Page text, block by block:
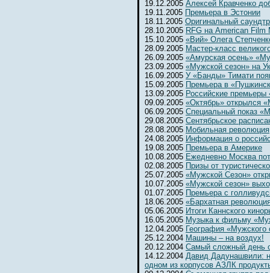
19.12.2005 Алексей Кравченко
19.11.2005 Премьера в Эстонии
18.11.2005 Оригинальный
28.10.2005 RFG на American Film
15.10.2005 «Вий» Олега
28.09.2005 Мастер-класс
26.09.2005 «Амурская осень»
23.09.2005 «Мужской сезон» на
16.09.2005 У «Банды» Тимати
15.09.2005 Премьера в
13.09.2005 Российские премьеры
09.09.2005 «Октябрь» открылся
06.09.2005 Специальный показ
29.08.2005 Сентябрьское
28.08.2005 Мобильная революция
24.08.2005 Информация о
19.08.2005 Премьера в Америке
10.08.2005 Ежедневно Москва
02.08.2005 Призы от
25.07.2005 «Мужской Сезон»
10.07.2005 «Мужской сезон»
01.07.2005 Премьера с
18.06.2005 «Бархатная
05.06.2005 Итоги Каннского
16.05.2005 Музыка к фильму
12.04.2005 География «Мужского
25.12.2004 Машины – на воздух!
20.12.2004 Самый сложный день
14.12.2004 Давид Дадунашвили:
одном из корпусов АЗЛК